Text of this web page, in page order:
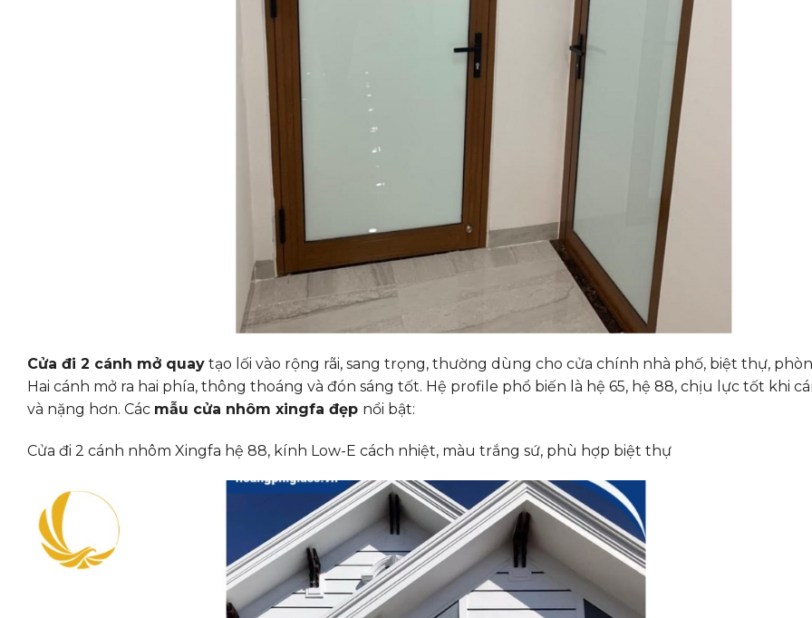
Cửa đi 2 cánh mở quay tạo lối vào rộng rãi, sang trọng, thường dùng cho cửa chính nhà phố, biệt thự,
Hai cánh mở ra hai phía, thông thoáng và đón sáng tốt. Hệ profile phổ biến là hệ 65, hệ 88, chịu lực tốt khi
và nặng hơn. Các mẫu cửa nhôm xingfa đẹp nổi bật:
Cửa đi 2 cánh nhôm Xingfa hệ 88, kính Low-E cách nhiệt, màu trắng sứ, phù hợp biệt thự